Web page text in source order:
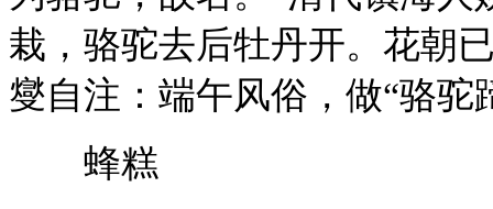
栽，骆驼去后牡丹开。花朝
燮自注：端午风俗，做“骆驼
蜂糕